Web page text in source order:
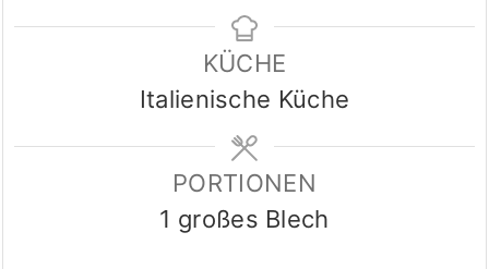
KÜCHE
Italienische Küche
PORTIONEN
1 großes Blech